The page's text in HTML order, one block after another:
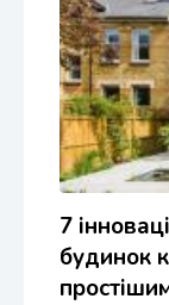
7
будинок